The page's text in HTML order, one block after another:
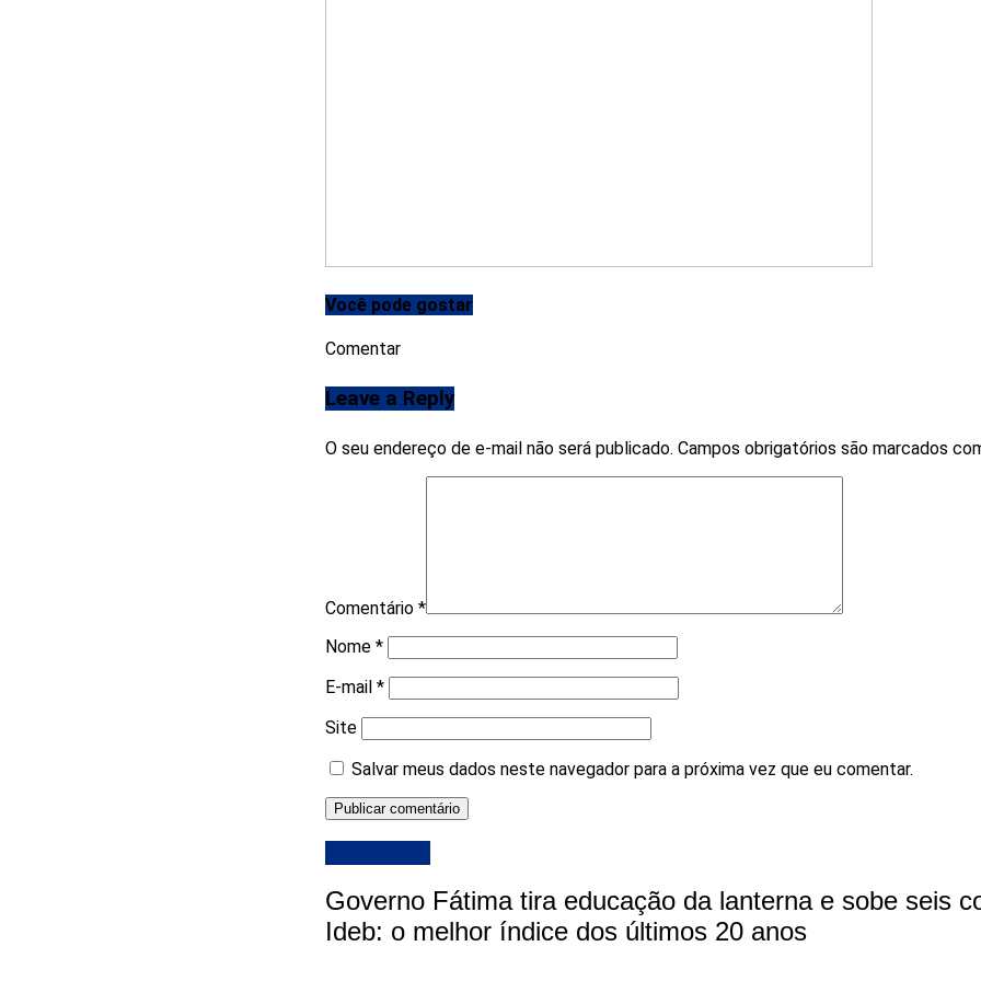
Você pode gostar
Comentar
Leave a Reply
O seu endereço de e-mail não será publicado. Campos obrigatórios são marcados
Comentário *
Nome *
E-mail *
Site
Salvar meus dados neste navegador para a próxima vez que eu comentar.
Governo Fátima tira educação da lanterna e sobe seis
Ideb: o melhor índice dos últimos 20 anos